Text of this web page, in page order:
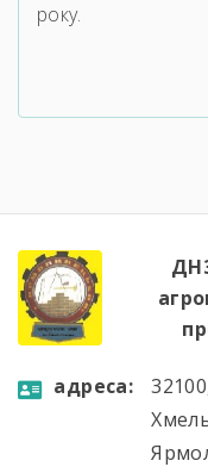
року.
aдресa: